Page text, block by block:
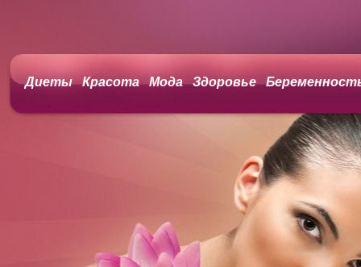
Диеты Красота Мода Здоровье